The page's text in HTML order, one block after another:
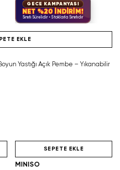
GECE KAMPANYASI
NET %20 İNDİRİM!
Sınırlı Sürelidir • Stoklarla Sınırlıdır
EKLE
Yastığı Açık Pembe – Yıkanabilir
SEPETE EKLE
MINISO